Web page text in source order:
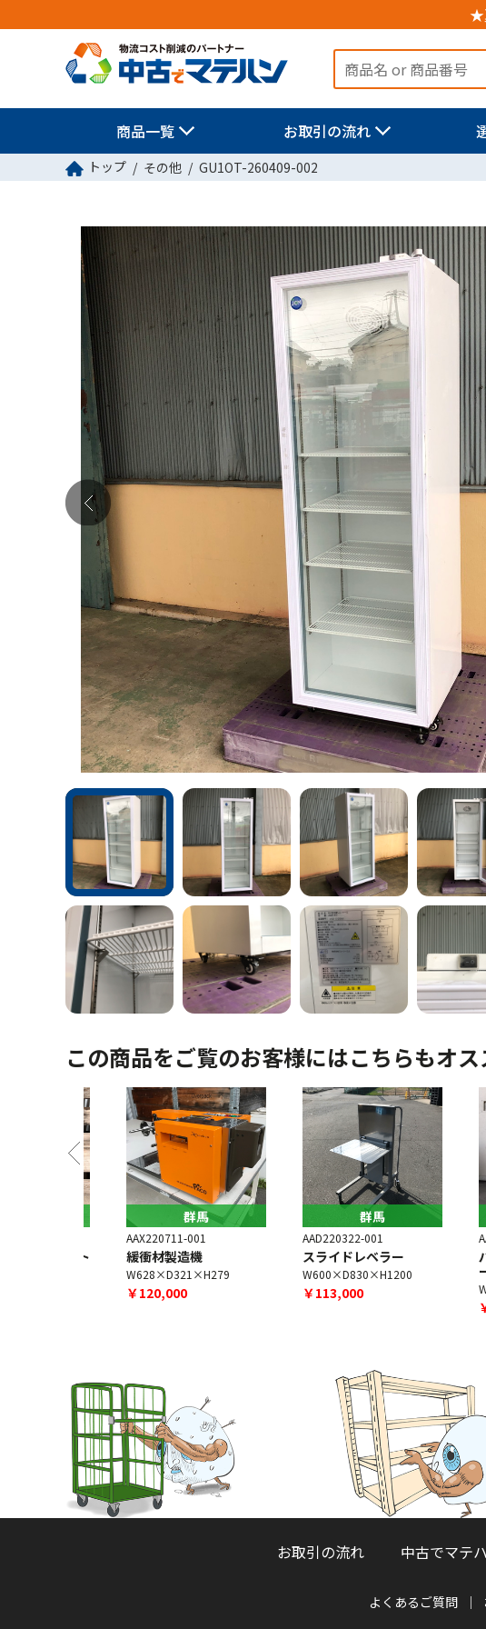
★
商品一覧 お取引の流れ
トップ その他 GU1OT-260409-002
この商品をご覧のお客様にはこちらもオス
群馬
AAX220711-001
緩衝材製造機
W628×D321×H279
￥120,000
群馬
AAD220322-001
スライドレベラー
W600×D830×H1200
￥113,000
パ
￥
お取引の流れ 中古でマテ
よくあるご質問